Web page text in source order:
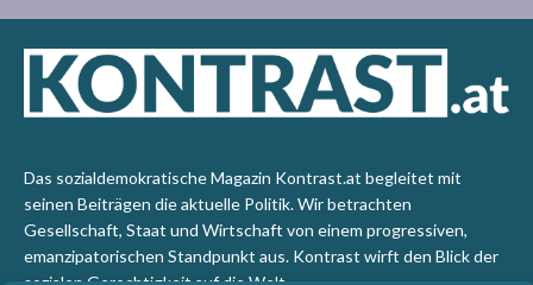
Das sozialdemokratische Magazin Kontrast.at begleitet mit
seinen Beiträgen die aktuelle Politik. Wir betrachten
Gesellschaft, Staat und Wirtschaft von einem progressiven,
emanzipatorischen Standpunkt aus. Kontrast wirft den Blick der